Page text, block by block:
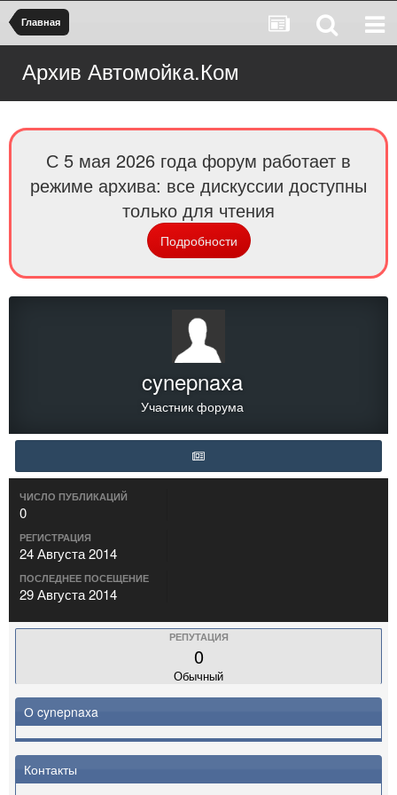
Главная
Архив Автомойка.Ком
С 5 мая 2026 года форум работает в
режиме архива: все дискуссии доступны
только для чтения
Подробности
cynepnaxa
Участник форума
ЧИСЛО ПУБЛИКАЦИЙ
0
РЕГИСТРАЦИЯ
24 Августа 2014
ПОСЛЕДНЕЕ ПОСЕЩЕНИЕ
29 Августа 2014
РЕПУТАЦИЯ
0
Обычный
О cynepnaxa
Контакты